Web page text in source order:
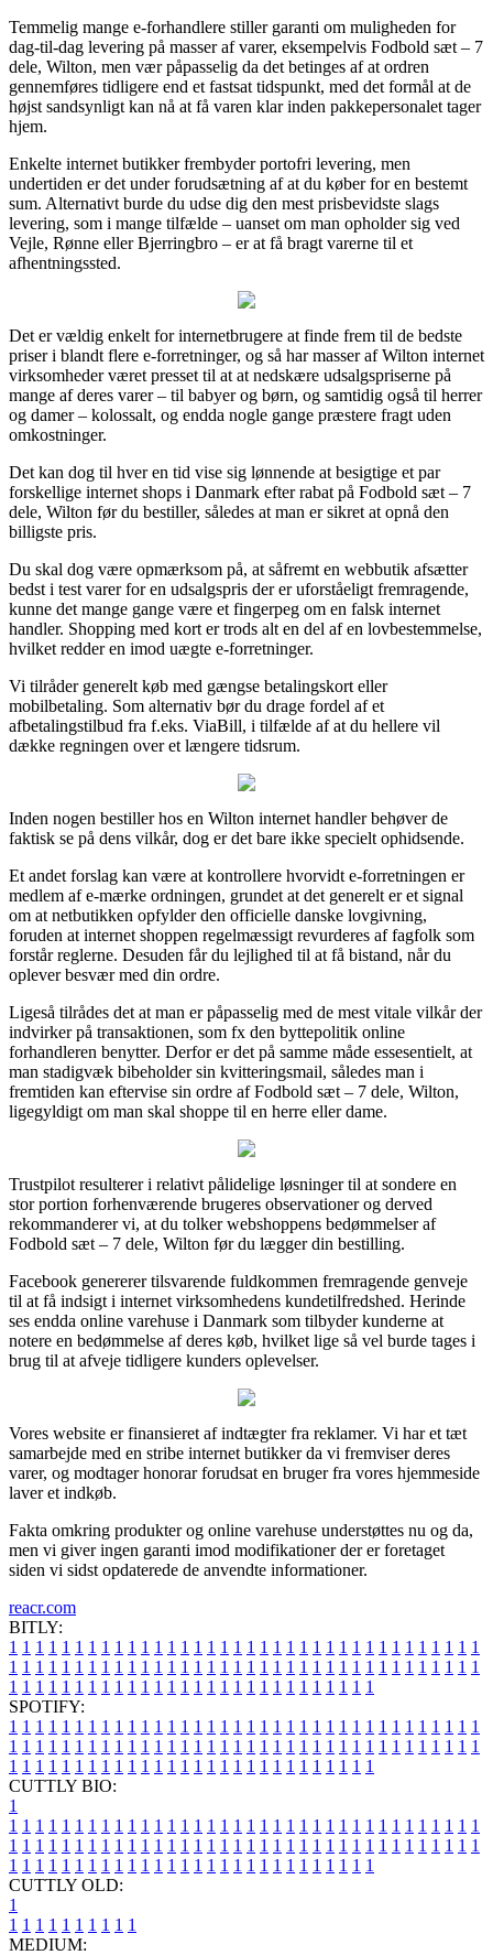
Temmelig mange e-forhandlere stiller garanti om muligheden for
dag-til-dag levering på masser af varer, eksempelvis Fodbold sæt – 7
dele, Wilton, men vær påpasselig da det betinges af at ordren
gennemføres tidligere end et fastsat tidspunkt, med det formål at de
højst sandsynligt kan nå at få varen klar inden pakkepersonalet tager
hjem.
Enkelte internet butikker frembyder portofri levering, men
undertiden er det under forudsætning af at du køber for en bestemt
sum. Alternativt burde du udse dig den mest prisbevidste slags
levering, som i mange tilfælde – uanset om man opholder sig ved
Vejle, Rønne eller Bjerringbro – er at få bragt varerne til et
afhentningssted.
Det er vældig enkelt for internetbrugere at finde frem til de bedste
priser i blandt flere e-forretninger, og så har masser af Wilton internet
virksomheder været presset til at at nedskære udsalgspriserne på
mange af deres varer – til babyer og børn, og samtidig også til herrer
og damer – kolossalt, og endda nogle gange præstere fragt uden
omkostninger.
Det kan dog til hver en tid vise sig lønnende at besigtige et par
forskellige internet shops i Danmark efter rabat på Fodbold sæt – 7
dele, Wilton før du bestiller, således at man er sikret at opnå den
billigste pris.
Du skal dog være opmærksom på, at såfremt en webbutik afsætter
bedst i test varer for en udsalgspris der er uforståeligt fremragende,
kunne det mange gange være et fingerpeg om en falsk internet
handler. Shopping med kort er trods alt en del af en lovbestemmelse,
hvilket redder en imod uægte e-forretninger.
Vi tilråder generelt køb med gængse betalingskort eller
mobilbetaling. Som alternativ bør du drage fordel af et
afbetalingstilbud fra f.eks. ViaBill, i tilfælde af at du hellere vil
dække regningen over et længere tidsrum.
Inden nogen bestiller hos en Wilton internet handler behøver de
faktisk se på dens vilkår, dog er det bare ikke specielt ophidsende.
Et andet forslag kan være at kontrollere hvorvidt e-forretningen er
medlem af e-mærke ordningen, grundet at det generelt er et signal
om at netbutikken opfylder den officielle danske lovgivning,
foruden at internet shoppen regelmæssigt revurderes af fagfolk som
forstår reglerne. Desuden får du lejlighed til at få bistand, når du
oplever besvær med din ordre.
Ligeså tilrådes det at man er påpasselig med de mest vitale vilkår der
indvirker på transaktionen, som fx den byttepolitik online
forhandleren benytter. Derfor er det på samme måde essesentielt, at
man stadigvæk bibeholder sin kvitteringsmail, således man i
fremtiden kan eftervise sin ordre af Fodbold sæt – 7 dele, Wilton,
ligegyldigt om man skal shoppe til en herre eller dame.
Trustpilot resulterer i relativt pålidelige løsninger til at sondere en
stor portion forhenværende brugeres observationer og derved
rekommanderer vi, at du tolker webshoppens bedømmelser af
Fodbold sæt – 7 dele, Wilton før du lægger din bestilling.
Facebook genererer tilsvarende fuldkommen fremragende genveje
til at få indsigt i internet virksomhedens kundetilfredshed. Herinde
ses endda online varehuse i Danmark som tilbyder kunderne at
notere en bedømmelse af deres køb, hvilket lige så vel burde tages i
brug til at afveje tidligere kunders oplevelser.
Vores website er finansieret af indtægter fra reklamer. Vi har et tæt
samarbejde med en stribe internet butikker da vi fremviser deres
varer, og modtager honorar forudsat en bruger fra vores hjemmeside
laver et indkøb.
Fakta omkring produkter og online varehuse understøttes nu og da,
men vi giver ingen garanti imod modifikationer der er foretaget
siden vi sidst opdaterede de anvendte informationer.
reacr.com
BITLY:
1 1 1 1 1 1 1 1 1 1 1 1 1 1 1 1 1 1 1 1 1 1 1 1 1 1 1 1 1 1 1 1 1 1 1 1
1 1 1 1 1 1 1 1 1 1 1 1 1 1 1 1 1 1 1 1 1 1 1 1 1 1 1 1 1 1 1 1 1 1 1 1
1 1 1 1 1 1 1 1 1 1 1 1 1 1 1 1 1 1 1 1 1 1 1 1 1 1 1 1
SPOTIFY:
1 1 1 1 1 1 1 1 1 1 1 1 1 1 1 1 1 1 1 1 1 1 1 1 1 1 1 1 1 1 1 1 1 1 1 1
1 1 1 1 1 1 1 1 1 1 1 1 1 1 1 1 1 1 1 1 1 1 1 1 1 1 1 1 1 1 1 1 1 1 1 1
1 1 1 1 1 1 1 1 1 1 1 1 1 1 1 1 1 1 1 1 1 1 1 1 1 1 1 1
CUTTLY BIO:
1
1 1 1 1 1 1 1 1 1 1 1 1 1 1 1 1 1 1 1 1 1 1 1 1 1 1 1 1 1 1 1 1 1 1 1 1
1 1 1 1 1 1 1 1 1 1 1 1 1 1 1 1 1 1 1 1 1 1 1 1 1 1 1 1 1 1 1 1 1 1 1 1
1 1 1 1 1 1 1 1 1 1 1 1 1 1 1 1 1 1 1 1 1 1 1 1 1 1 1 1
CUTTLY OLD:
1
1 1 1 1 1 1 1 1 1 1
MEDIUM: